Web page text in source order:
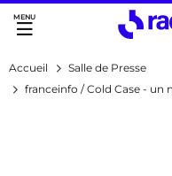
Accès direct :
Menu principal
Accueil
Salle de Presse
franceinfo / Cold Case - un